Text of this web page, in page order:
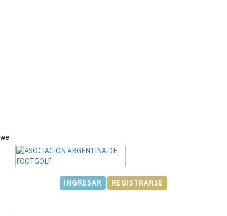
we
INGRESAR REGISTRARSE
CIRCUITO REGIONAL MAR